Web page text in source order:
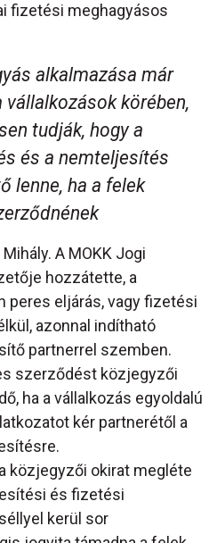
fizetési meghagyásos
alkalmazása már
körében,
tudják, hogy a
és a nemteljesítés
lenne, ha a felek
A MOKK Jogi
hozzátette, a
peres eljárás, vagy fizetési
azonnal indítható
partnerrel szemben.
szerződést közjegyzői
ha a vállalkozás egyoldalú
kér partnerétől a
közjegyzői okirat megléte
és fizetési
kerül sor